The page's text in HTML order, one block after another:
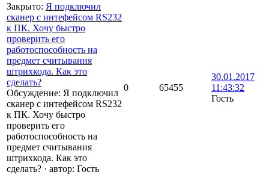
Закрыто: Я подключил
сканер с интефейсом RS232
к ПК. Хочу быстро
проверить его
работоспособность на
предмет считывания
штрихкода. Как это
сделать?
Обсуждение: Я подключил
сканер с интефейсом RS232
к ПК. Хочу быстро
проверить его
работоспособность на
предмет считывания
штрихкода. Как это
сделать? · автор: Гость
0 65455
30.01.2017
11:43:32
Гость